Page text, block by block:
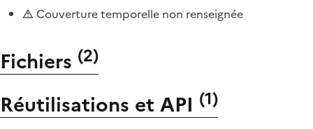
Couverture temporelle non renseignée
Fichiers (2)
Réutilisations et API (1)